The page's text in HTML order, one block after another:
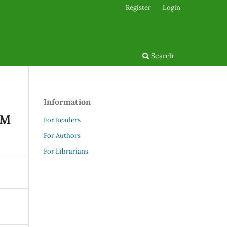
Search
Register Login
Information
For Readers
For Authors
For Librarians